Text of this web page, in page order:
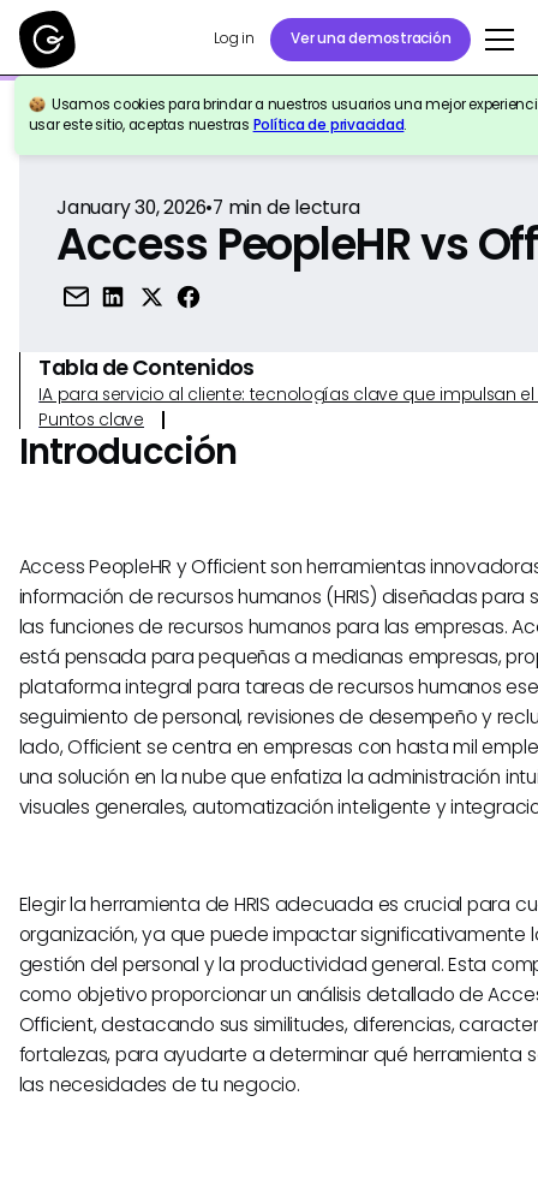
Log in Ver una demostración
Usamos cookies para brindar a nuestros usuarios una mejor
usar este sitio, aceptas nuestras Política de privacidad.
Volver a la Referencia
January 30, 2026•7 min de lectura
Access PeopleHR vs
Tabla de Contenidos
IA para servicio al cliente: tecnologías clave que impulsan
Puntos clave
Introducción
Access PeopleHR y Officient son herramientas
información de recursos humanos (HRIS) diseñadas para
las funciones de recursos humanos para las empresas.
está pensada para pequeñas a medianas empresas,
plataforma integral para tareas de recursos humanos
seguimiento de personal, revisiones de desempeño y
lado, Officient se centra en empresas con hasta mil
una solución en la nube que enfatiza la administración
visuales generales, automatización inteligente y
Elegir la herramienta de HRIS adecuada es crucial para
organización, ya que puede impactar significativamente
gestión del personal y la productividad general. Esta
como objetivo proporcionar un análisis detallado de
Officient, destacando sus similitudes, diferencias,
fortalezas, para ayudarte a determinar qué herramienta
las necesidades de tu negocio.